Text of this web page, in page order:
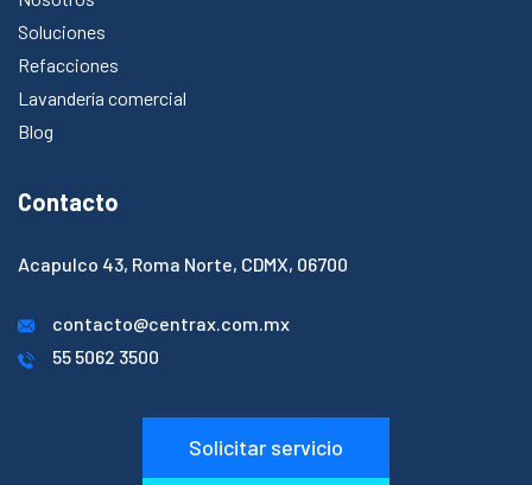
Soluciones
Refacciones
Lavandería comercial
Blog
Contacto
Acapulco 43, Roma Norte, CDMX, 06700​
contacto@centrax.com.mx
55 5062 3500
Solicitar servicio